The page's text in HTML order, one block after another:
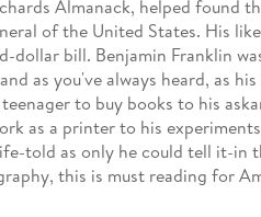
Almanack, helped found
of the United States. His
bill. Benjamin Franklin
as you've always heard, as
to buy books to his
as a printer to his
told as only he could tell it-in
this is must reading for